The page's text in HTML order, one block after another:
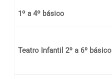
1º a 4º básico
Teatro Infantil 2º a 6º básico